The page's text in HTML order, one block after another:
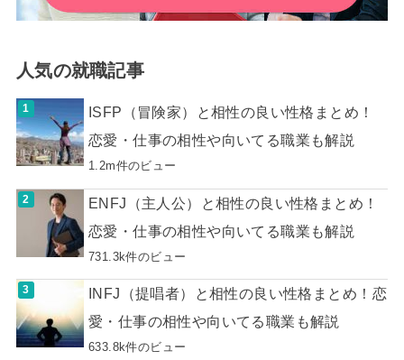
人気の就職記事
ISFP（冒険家）と相性の良い性格まとめ！
恋愛・仕事の相性や向いてる職業も解説
1.2m件のビュー
ENFJ（主人公）と相性の良い性格まとめ！
恋愛・仕事の相性や向いてる職業も解説
731.3k件のビュー
INFJ（提唱者）と相性の良い性格まとめ！恋
愛・仕事の相性や向いてる職業も解説
633.8k件のビュー